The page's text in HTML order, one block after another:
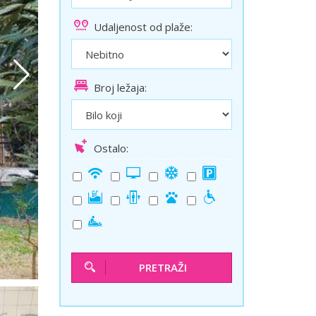
Solun polazak iz Niša
Temišvar polazak iz Niša
Udaljenost od plaže:
Broj ležaja:
Ostalo:
PRETRAŽI